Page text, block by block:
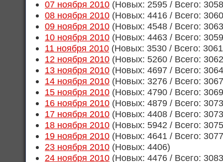
07 ноября 2010 (Новых: 2595 / Всего:
08 ноября 2010 (Новых: 4416 / Всего:
09 ноября 2010 (Новых: 4548 / Всего:
10 ноября 2010 (Новых: 4463 / Всего:
11 ноября 2010 (Новых: 3530 / Всего:
12 ноября 2010 (Новых: 5260 / Всего:
13 ноября 2010 (Новых: 4697 / Всего:
14 ноября 2010 (Новых: 3276 / Всего:
15 ноября 2010 (Новых: 4790 / Всего:
16 ноября 2010 (Новых: 4879 / Всего:
17 ноября 2010 (Новых: 4408 / Всего:
18 ноября 2010 (Новых: 5942 / Всего:
19 ноября 2010 (Новых: 4641 / Всего:
23 ноября 2010 (Новых: 4406)
24 ноября 2010 (Новых: 4476 / Всего: